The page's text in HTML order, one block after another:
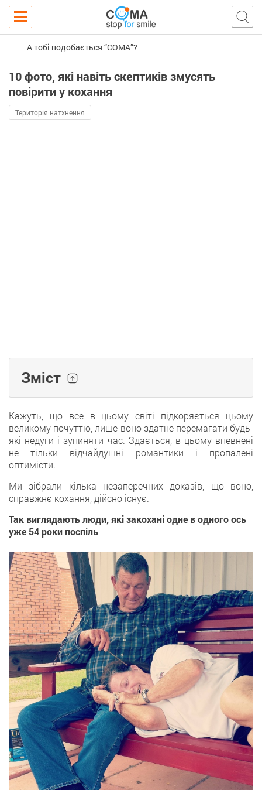
А тобі подобається “COMA”?
10 фото, які навіть скептиків змусять
повірити у кохання
Територія натхнення
Зміст
Кажуть, що все в цьому світі підкоряється цьому
великому почуттю, лише воно здатне перемагати будь-
які недуги і зупиняти час. Здається, в цьому впевнені
не тільки відчайдушні романтики і пропалені
оптимісти.
Ми зібрали кілька незаперечних доказів, що воно,
справжнє кохання, дійсно існує.
Так виглядають люди, які закохані одне в одного ось
уже 54 роки поспіль